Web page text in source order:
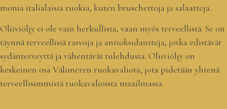
monia italialaisia ruokia, kuten bruschettoja ja salaatteja.
Oliiviöljy ei ole vain herkullista, vaan myös terveellistä. Se on
täynnä terveellisiä rasvoja ja antioksidantteja, jotka edistävät
sydänterveyttä ja vähentävät tulehdusta. Oliiviöljy on
keskeinen osa Välimeren ruokavaliota, jota pidetään yhtenä
terveellisimmistä ruokavalioista maailmassa.